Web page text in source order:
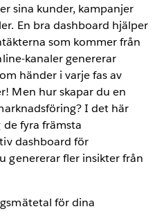
sina kunder, kampanjer
En bra dashboard hjälper
som kommer från
kanaler genererar
händer i varje fas av
Men hur skapar du en
I det här
fyra främsta
dashboard för
genererar fler insikter från
för dina